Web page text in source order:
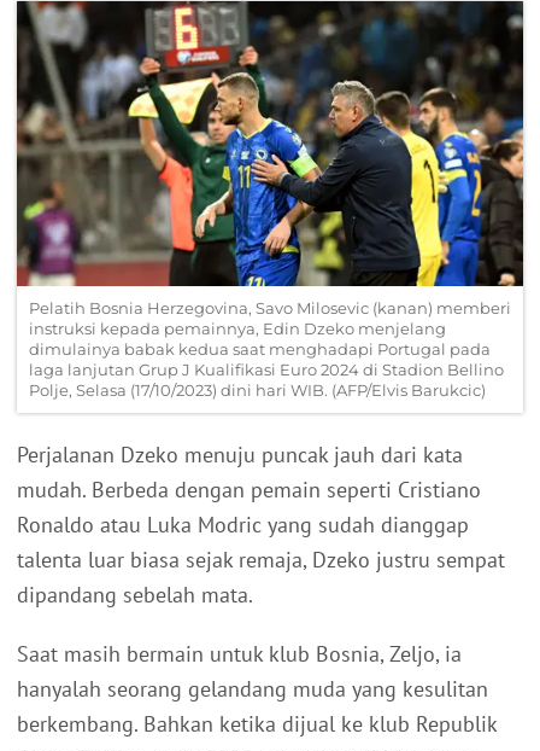
Pelatih Bosnia Herzegovina, Savo Milosevic (kanan) memberi
instruksi kepada pemainnya, Edin Dzeko menjelang
dimulainya babak kedua saat menghadapi Portugal pada
laga lanjutan Grup J Kualifikasi Euro 2024 di Stadion Bellino
Polje, Selasa (17/10/2023) dini hari WIB. (AFP/Elvis Barukcic)
Perjalanan Dzeko menuju puncak jauh dari kata
mudah. Berbeda dengan pemain seperti Cristiano
Ronaldo atau Luka Modric yang sudah dianggap
talenta luar biasa sejak remaja, Dzeko justru sempat
dipandang sebelah mata.
Saat masih bermain untuk klub Bosnia, Zeljo, ia
hanyalah seorang gelandang muda yang kesulitan
berkembang. Bahkan ketika dijual ke klub Republik